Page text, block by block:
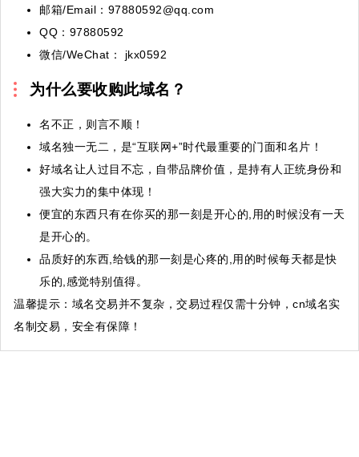
邮箱/Email：97880592@qq.com
QQ：97880592
微信/WeChat： jkx0592
为什么要收购此域名？
名不正，则言不顺！
域名独一无二，是“互联网+”时代最重要的门面和名片！
好域名让人过目不忘，自带品牌价值，是持有人正统身份和
强大实力的集中体现！
便宜的东西只有在你买的那一刻是开心的,用的时候没有一天
是开心的。
品质好的东西,给钱的那一刻是心疼的,用的时候每天都是快
乐的,感觉特别值得。
温馨提示 ：域名交易并不复杂，交易过程仅需十分钟，cn域名实
名制交易，安全有保障！